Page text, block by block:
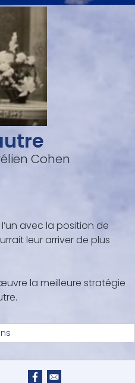
Cohen
avec la position de
leur arriver de plus
la meilleure stratégie